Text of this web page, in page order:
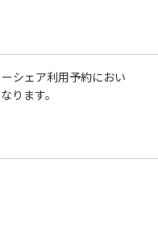
シェア利用予約におい
ります。